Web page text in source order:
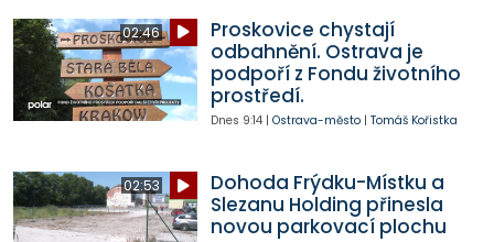
02:46
Proskovice chystají
odbahnění. Ostrava je
podpoří z Fondu životního
prostředí.
Dnes 9:14| Ostrava-město| Tomáš Kořistka
02:53
Dohoda Frýdku-Místku a
Slezanu Holding přinesla
novou parkovací plochu